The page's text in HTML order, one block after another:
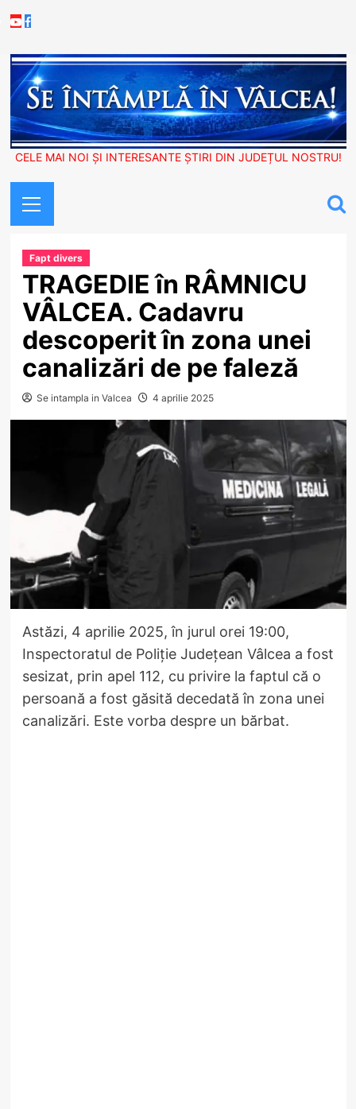
to
Youtube
Facebook
CELE MAI NOI ȘI INTERESANTE ȘTIRI DIN JUDEȚUL NOSTRU!
Menu
Fapt divers
TRAGEDIE în RÂMNICU
VÂLCEA. Cadavru
descoperit în zona unei
canalizări de pe faleză
Se intampla in Valcea 4 aprilie 2025
Astăzi, 4 aprilie 2025, în jurul orei 19:00,
Inspectoratul de Poliție Județean Vâlcea a fost
sesizat, prin apel 112, cu privire la faptul că o
persoană a fost găsită decedată în zona unei
canalizări. Este vorba despre un bărbat.